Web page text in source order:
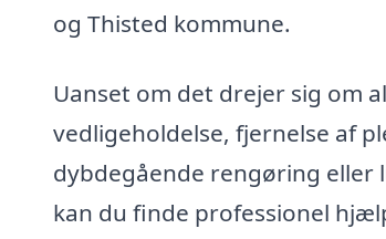
og Thisted kommune.
Uanset om det drejer sig om
vedligeholdelse, fjernelse af
dybdegående rengøring eller
kan du finde professionel